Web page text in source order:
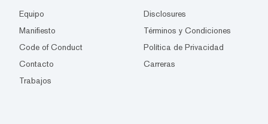
Equipo
Disclosures
Manifiesto
Términos y Condiciones
Code of Conduct
Política de Privacidad
Contacto
Carreras
Trabajos